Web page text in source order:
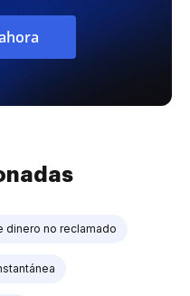
dinero no reclamado